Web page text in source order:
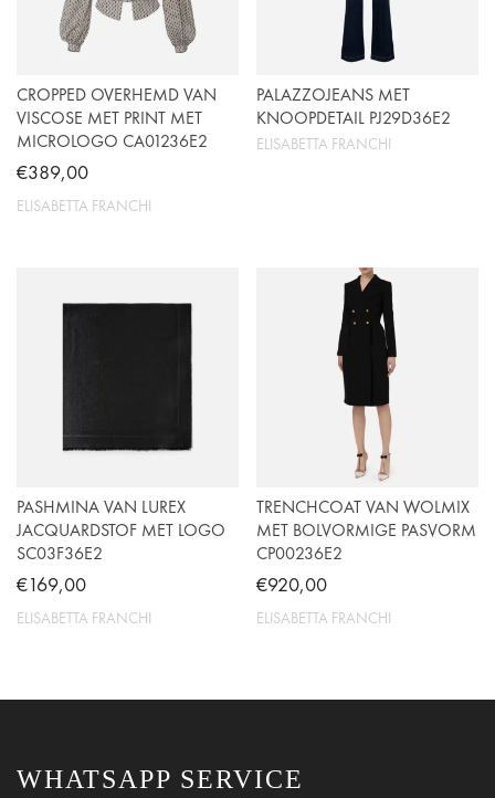
CROPPED OVERHEMD VAN
VISCOSE MET PRINT MET
MICROLOGO CA01236E2
€389,00
ELISABETTA FRANCHI
worden
op
de
productpagina
PALAZZOJEANS MET
KNOOPDETAIL PJ29D36E2
ELISABETTA FRANCHI
PASHMINA VAN LUREX
JACQUARDSTOF MET LOGO
SC03F36E2
€169,00
ELISABETTA FRANCHI
variaties.
TRENCHCOAT VAN WOLMIX
MET BOLVORMIGE PASVORM
CP00236E2
€920,00
ELISABETTA FRANCHI
variaties.
WHATSAPP SERVICE